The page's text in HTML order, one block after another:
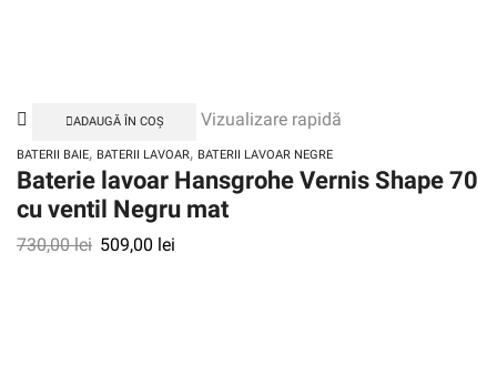
ADAUGĂ ÎN COȘ Vizualizare rapidă
BATERII BAIE, BATERII LAVOAR, BATERII LAVOAR NEGRE
Baterie lavoar Hansgrohe Vernis Shape 70
cu ventil Negru mat
730,00lei 509,00 lei